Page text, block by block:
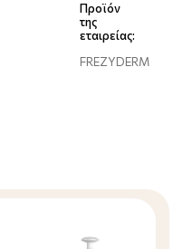
Προϊόν
της
εταιρείας:
FREZYDERM